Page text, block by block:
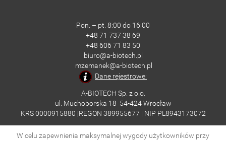
Pon. – pt. 8:00 do 16:00
+48 71 737 38 69
+48 606 71 83 50
biuro@a-biotech.pl
mzemanek@a-biotech.pl
Dane rejestrowe:
A-BIOTECH Sp. z o.o.
ul. Muchoborska 18 54-424 Wrocław
KRS 0000915880 |REGON 389955677 | NIP PL8943173072
W celu zapewnienia maksymalnej wygody użytkowników przy